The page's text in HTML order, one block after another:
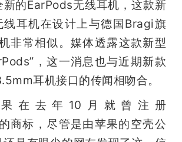
新的EarPods无线耳机，这款新
线耳机在设计上与德国Bragi旗
非常相似。媒体透露这款新型
，这一消息也与近期新款
耳机接口的传闻相吻合。
在去年10月就曾注册
商标，尽管是由苹果的空壳公